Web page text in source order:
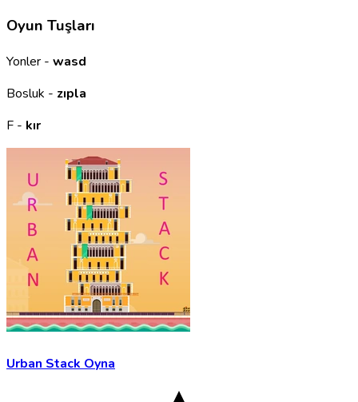
Oyun Tuşları
Yonler - wasd
Bosluk - zıpla
F - kır
Urban Stack Oyna